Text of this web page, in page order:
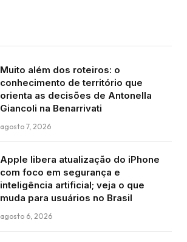
Muito além dos roteiros: o
conhecimento de território que
orienta as decisões de Antonella
Giancoli na Benarrivati
agosto 7, 2026
Apple libera atualização do iPhone
com foco em segurança e
inteligência artificial; veja o que
muda para usuários no Brasil
agosto 6, 2026